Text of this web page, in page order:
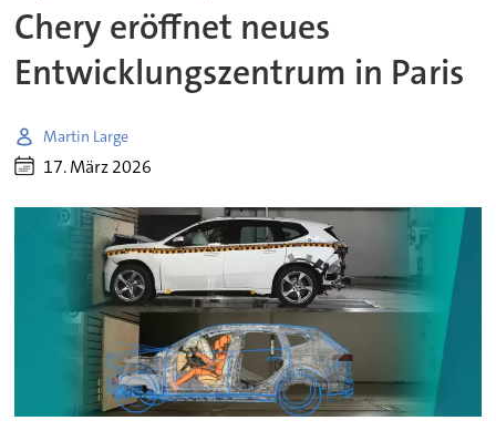
Chery eröffnet neues
Entwicklungszentrum in Paris
Martin Large
17. März 2026